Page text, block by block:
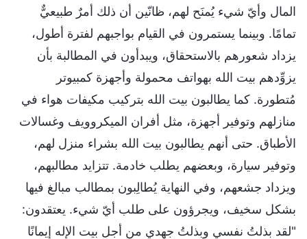
المال وأيّ شيء يُمنَح لهم، ظانّين أن ذلك أمرٌ طبيعيٌّ
تمامًا. وبينما يستمرون في القيام بواجبهم لفترة أطول،
يزداد شعورهم بالاستحقاق، ويبدأون في المطالبة بأن
يزوِّدهم بيت الله بهواتف محمولة وأجهزة كمبيوتر
مُتطورة. كما يطالبون بيت الله بتركيب مكيفات هواء في
منازلهم وتوفير أجهزة، مثل أفران الميكروويف وغسالات
الأطباق. حتى أنهم يطالبون بيت الله بشراء منزل لهم،
وتوفير سيارة، وبعضهم يطلب خادمة. تتزايد مطالبهم،
ويزداد جشعهم، وفي النهاية يُطالِبون بمطالب مبالغ فيها
بشكل سخيف، ويجرؤون على طلب أيّ شيء. يعتقدون:
"لقد بذلتُ نفسي وبذلتُ جهدي من أجل بيت الإله إيمانًا